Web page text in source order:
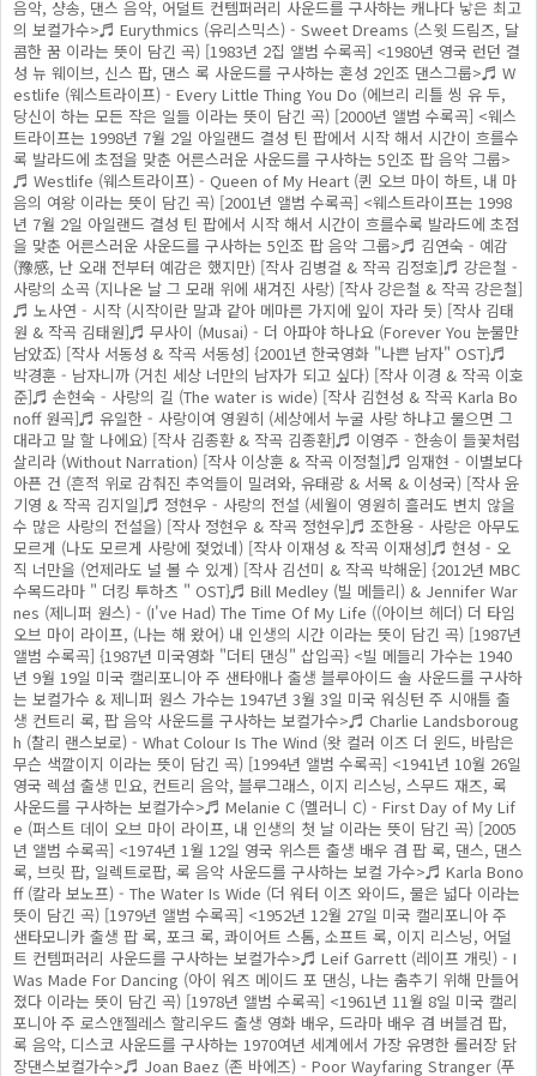
음악, 샹송, 댄스 음악, 어덜트 컨템퍼러리 사운드를 구사하는 캐나다 낳은 최고
의 보컬가수>♬ Eurythmics (유리스믹스) - Sweet Dreams (스윗 드림즈, 달
콤한 꿈 이라는 뜻이 담긴 곡) [1983년 2집 앨범 수록곡] <1980년 영국 런던 결
성 뉴 웨이브, 신스 팝, 댄스 록 사운드를 구사하는 혼성 2인조 댄스그룹>♬ W
estlife (웨스트라이프) - Every Little Thing You Do (에브리 리틀 씽 유 두,
당신이 하는 모든 작은 일들 이라는 뜻이 담긴 곡) [2000년 앨범 수록곡] <웨스
트라이프는 1998년 7월 2일 아일랜드 결성 틴 팝에서 시작 해서 시간이 흐를수
록 발라드에 초점을 맞춘 어른스러운 사운드를 구사하는 5인조 팝 음악 그룹>
♬ Westlife (웨스트라이프) - Queen of My Heart (퀸 오브 마이 하트, 내 마
음의 여왕 이라는 뜻이 담긴 곡) [2001년 앨범 수록곡] <웨스트라이프는 1998
년 7월 2일 아일랜드 결성 틴 팝에서 시작 해서 시간이 흐를수록 발라드에 초점
을 맞춘 어른스러운 사운드를 구사하는 5인조 팝 음악 그룹>♬ 김연숙 - 예감
(豫感, 난 오래 전부터 예감은 했지만) [작사 김병걸 & 작곡 김정호]♬ 강은철 -
사랑의 소곡 (지나온 날 그 모래 위에 새겨진 사랑) [작사 강은철 & 작곡 강은철]
♬ 노사연 - 시작 (시작이란 말과 같아 메마른 가지에 잎이 자라 듯) [작사 김태
원 & 작곡 김태원]♬ 무사이 (Musai) - 더 아파야 하나요 (Forever You 눈물만
남았죠) [작사 서동성 & 작곡 서동성] {2001년 한국영화 "나쁜 남자" OST}♬
박경훈 - 남자니까 (거친 세상 너만의 남자가 되고 싶다) [작사 이경 & 작곡 이호
준]♬ 손현숙 - 사랑의 길 (The water is wide) [작사 김현성 & 작곡 Karla Bo
noff 원곡]♬ 유일한 - 사랑이여 영원히 (세상에서 누굴 사랑 하냐고 물으면 그
대라고 말 할 나에요) [작사 김종환 & 작곡 김종환]♬ 이영주 - 한송이 들꽃처럼
살리라 (Without Narration) [작사 이상훈 & 작곡 이정철]♬ 임재현 - 이별보다
아픈 건 (흔적 위로 감춰진 추억들이 밀려와, 유태광 & 서목 & 이성국) [작사 윤
기영 & 작곡 김지일]♬ 정현우 - 사랑의 전설 (세월이 영원히 흘러도 변치 않을
수 많은 사랑의 전설을) [작사 정현우 & 작곡 정현우]♬ 조한용 - 사랑은 아무도
모르게 (나도 모르게 사랑에 젖었네) [작사 이재성 & 작곡 이재성]♬ 현성 - 오
직 너만을 (언제라도 널 볼 수 있게) [작사 김선미 & 작곡 박해운] {2012년 MBC
수목드라마 " 더킹 투하츠 " OST}♬ Bill Medley (빌 메들리) & Jennifer War
nes (제니퍼 원스) - (I've Had) The Time Of My Life ((아이브 헤더) 더 타임
오브 마이 라이프, (나는 해 왔어) 내 인생의 시간 이라는 뜻이 담긴 곡) [1987년
앨범 수록곡] {1987년 미국영화 "더티 댄싱" 삽입곡} <빌 메들리 가수는 1940
년 9월 19일 미국 캘리포니아 주 샌타애나 출생 블루아이드 솔 사운드를 구사하
는 보컬가수 & 제니퍼 원스 가수는 1947년 3월 3일 미국 워싱턴 주 시애틀 출
생 컨트리 록, 팝 음악 사운드를 구사하는 보컬가수>♬ Charlie Landsboroug
h (찰리 랜스보로) - What Colour Is The Wind (왓 컬러 이즈 더 윈드, 바람은
무슨 색깔이지 이라는 뜻이 담긴 곡) [1994년 앨범 수록곡] <1941년 10월 26일
영국 렉섬 출생 민요, 컨트리 음악, 블루그래스, 이지 리스닝, 스무드 재즈, 록
사운드를 구사하는 보컬가수>♬ Melanie C (멜러니 C) - First Day of My Lif
e (퍼스트 데이 오브 마이 라이프, 내 인생의 첫 날 이라는 뜻이 담긴 곡) [2005
년 앨범 수록곡] <1974년 1월 12일 영국 위스튼 출생 배우 겸 팝 록, 댄스, 댄스
록, 브릿 팝, 일렉트로팝, 록 음악 사운드를 구사하는 보컬 가수>♬ Karla Bono
ff (칼라 보노프) - The Water Is Wide (더 워터 이즈 와이드, 물은 넓다 이라는
뜻이 담긴 곡) [1979년 앨범 수록곡] <1952년 12월 27일 미국 캘리포니아 주
샌타모니카 출생 팝 록, 포크 록, 콰이어트 스톰, 소프트 록, 이지 리스닝, 어덜
트 컨템퍼러리 사운드를 구사하는 보컬가수>♬ Leif Garrett (레이프 개릿) - I
Was Made For Dancing (아이 워즈 메이드 포 댄싱, 나는 춤추기 위해 만들어
졌다 이라는 뜻이 담긴 곡) [1978년 앨범 수록곡] <1961년 11월 8일 미국 캘리
포니아 주 로스앤젤레스 할리우드 출생 영화 배우, 드라마 배우 겸 버블검 팝,
록 음악, 디스코 사운드를 구사하는 1970여년 세계에서 가장 유명한 롤러장 닭
장댄스보컬가수>♬ Joan Baez (존 바에즈) - Poor Wayfaring Stranger (푸